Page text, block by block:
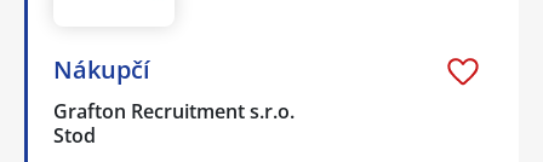
Nákupčí
Grafton Recruitment s.r.o.
Stod